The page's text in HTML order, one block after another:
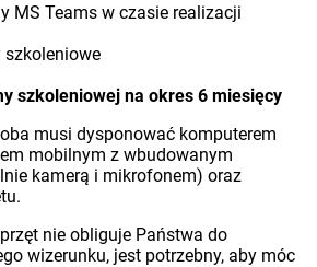
MS Teams w czasie realizacji
szkoleniowe
szkoleniowej na okres 6 miesięcy
musi dysponować komputerem
mobilnym z wbudowanym
kamerą i mikrofonem) oraz
nie obliguje Państwa do
wizerunku, jest potrzebny, aby móc